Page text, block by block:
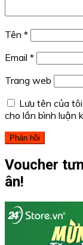
Tên *
Email *
Trang web
Lưu tên của
cho lần bình luận
Voucher
ân!